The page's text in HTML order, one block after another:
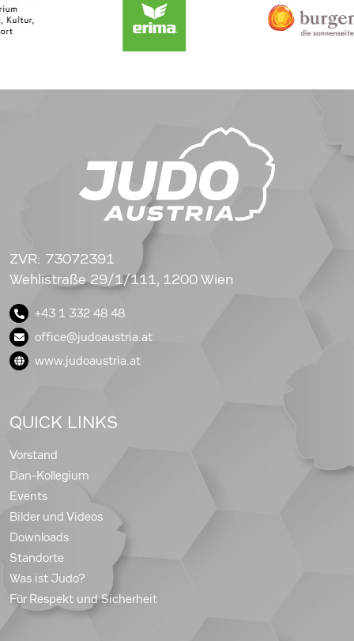
ZVR: 73072391
Wehlistraße 29/1/111, 1200 Wien
+43 1 332 48 48
office@judoaustria.at
www.judoaustria.at
QUICK LINKS
Vorstand
Dan-Kollegium
Events
Bilder und Videos
Downloads
Standorte
Was ist Judo?
Für Respekt und Sicherheit